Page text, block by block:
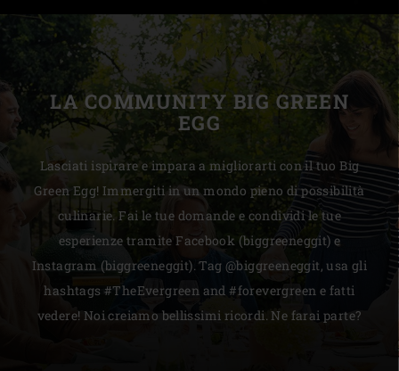
LA COMMUNITY BIG GREEN
EGG
Lasciati ispirare e impara a migliorarti con il tuo Big
Green Egg! Immergiti in un mondo pieno di possibilità
culinarie. Fai le tue domande e condividi le tue
esperienze tramite Facebook (biggreeneggit) e
Instagram (biggreeneggit). Tag @biggreeneggit, usa gli
hashtags #TheEvergreen and #forevergreen e fatti
vedere! Noi creiamo bellissimi ricordi. Ne farai parte?